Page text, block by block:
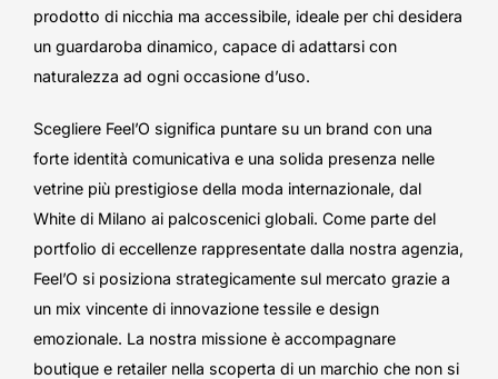
prodotto di nicchia ma accessibile, ideale per chi desidera
un guardaroba dinamico, capace di adattarsi con
naturalezza ad ogni occasione d’uso.
Scegliere Feel’O significa puntare su un brand con una
forte identità comunicativa e una solida presenza nelle
vetrine più prestigiose della moda internazionale, dal
White di Milano ai palcoscenici globali. Come parte del
portfolio di eccellenze rappresentate dalla nostra agenzia,
Feel’O si posiziona strategicamente sul mercato grazie a
un mix vincente di innovazione tessile e design
emozionale. La nostra missione è accompagnare
boutique e retailer nella scoperta di un marchio che non si